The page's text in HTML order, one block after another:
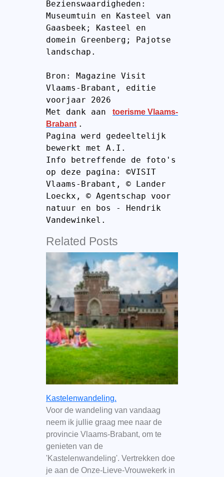
Bezienswaardigheden:
Museumtuin en Kasteel van
Gaasbeek; Kasteel en
domein Greenberg; Pajotse
landschap.
Bron: Magazine Visit
Vlaams-Brabant, editie
voorjaar 2026
Met dank aan
toerisme Vlaams-
Brabant .
Pagina werd gedeeltelijk
bewerkt met A.I.
Info betreffende de foto's
op deze pagina: ©VISIT
Vlaams-Brabant, © Lander
Loeckx, © Agentschap voor
natuur en bos - Hendrik
Vandewinkel.
Related Posts
Kastelenwandeling.
Voor de wandeling van vandaag
neem ik jullie graag mee naar de
provincie Vlaams-Brabant, om te
genieten van de
'Kastelenwandeling'. Vertrekken doe
je aan de Onze-Lieve-Vrouwekerk in